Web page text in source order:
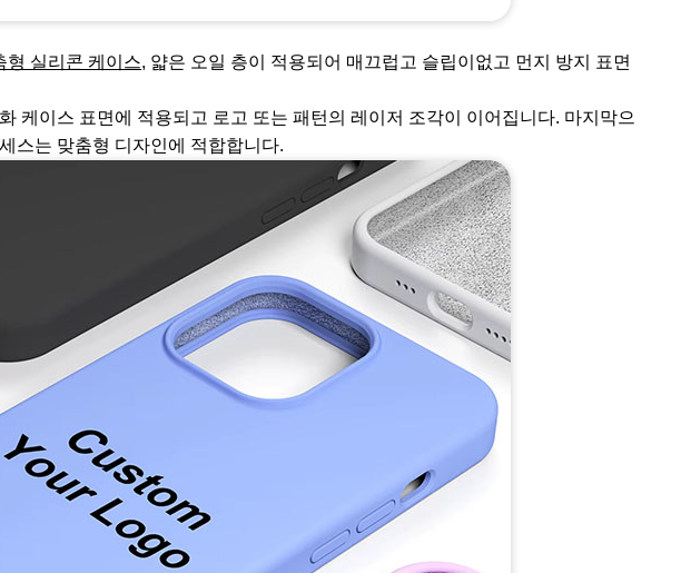
형 실리콘 케이스, 얇은 오일 층이 적용되어 매끄럽고 슬립이없고 먼지 방지 표면
케이스 표면에 적용되고 로고 또는 패턴의 레이저 조각이 이어집니다. 마지막으
스는 맞춤형 디자인에 적합합니다.